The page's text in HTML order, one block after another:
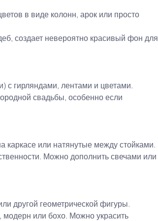
в виде колонн, арок или просто
создает невероятно красивый фон для
с гирляндами, лентами и цветами.
свадьбы, особенно если
каркасе или натянутые между стойками.
Можно дополнить свечами или
другой геометрической фигуры.
или бохо. Можно украсить